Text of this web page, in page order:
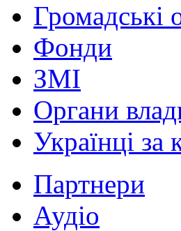
Громадські
Фонди
ЗМІ
Органи
Українці за
Партнери
Аудіо